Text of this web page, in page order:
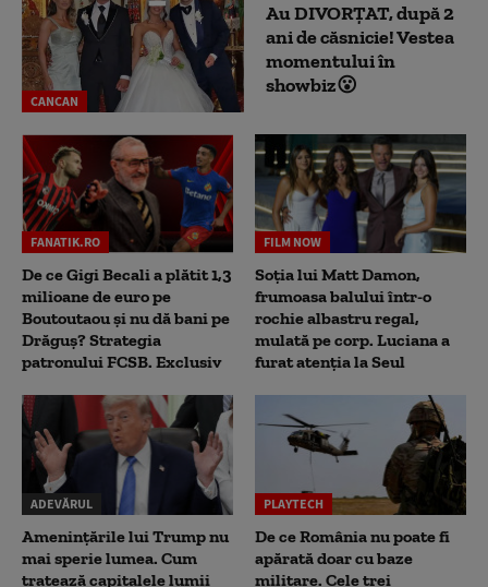
CANCAN
Au DIVORȚAT, după 2
ani de căsnicie! Vestea
momentului în
showbiz😮
FANATIK.RO
De ce Gigi Becali a plătit 1,3
milioane de euro pe
Boutoutaou și nu dă bani pe
Drăguș? Strategia
patronului FCSB. Exclusiv
FILM NOW
Soția lui Matt Damon,
frumoasa balului într-o
rochie albastru regal,
mulată pe corp. Luciana a
furat atenția la Seul
ADEVĂRUL
Amenințările lui Trump nu
mai sperie lumea. Cum
tratează capitalele lumii
PLAYTECH
De ce România nu poate fi
apărată doar cu baze
militare. Cele trei